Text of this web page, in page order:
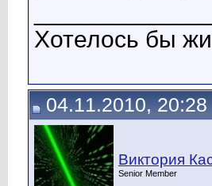
Хотелось бы
04.11.2010, 20:28
Виктория
Senior Member